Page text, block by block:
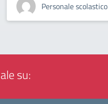
Personale scolastico
su: